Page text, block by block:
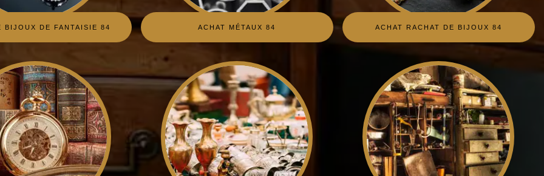
BIJOUX DE FANTAISIE 84 ACHAT MÉTAUX 84 ACHAT RACHAT DE BIJOUX 84